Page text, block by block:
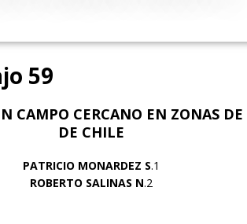
59
CAMPO CERCANO EN ZONAS DE
DE CHILE
PATRICIO MONARDEZ S.1
ROBERTO SALINAS N.2